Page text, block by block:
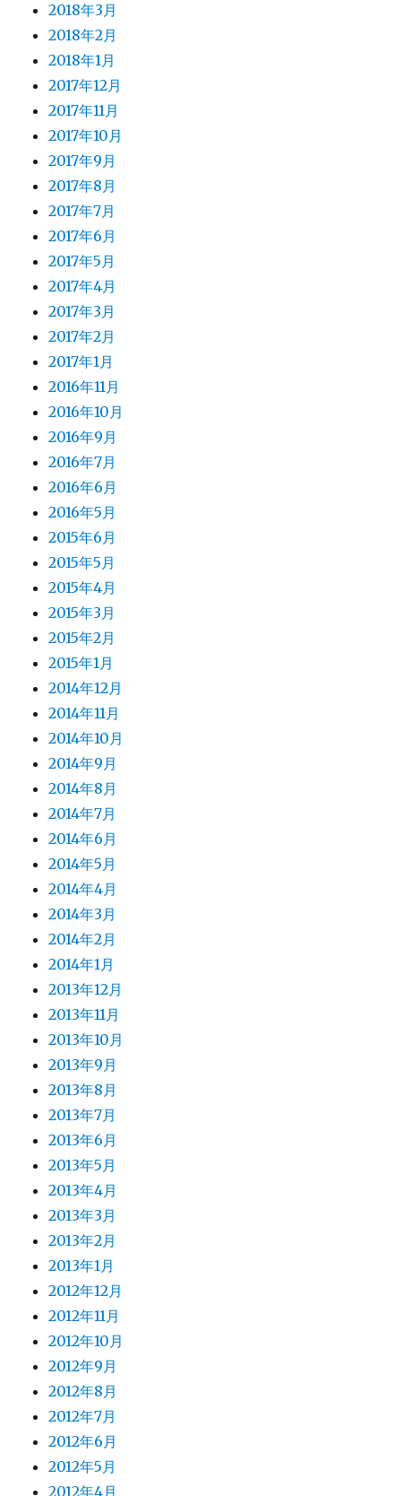
2018年3月
2018年2月
2018年1月
2017年12月
2017年11月
2017年10月
2017年9月
2017年8月
2017年7月
2017年6月
2017年5月
2017年4月
2017年3月
2017年2月
2017年1月
2016年11月
2016年10月
2016年9月
2016年7月
2016年6月
2016年5月
2015年6月
2015年5月
2015年4月
2015年3月
2015年2月
2015年1月
2014年12月
2014年11月
2014年10月
2014年9月
2014年8月
2014年7月
2014年6月
2014年5月
2014年4月
2014年3月
2014年2月
2014年1月
2013年12月
2013年11月
2013年10月
2013年9月
2013年8月
2013年7月
2013年6月
2013年5月
2013年4月
2013年3月
2013年2月
2013年1月
2012年12月
2012年11月
2012年10月
2012年9月
2012年8月
2012年7月
2012年6月
2012年5月
2012年4月